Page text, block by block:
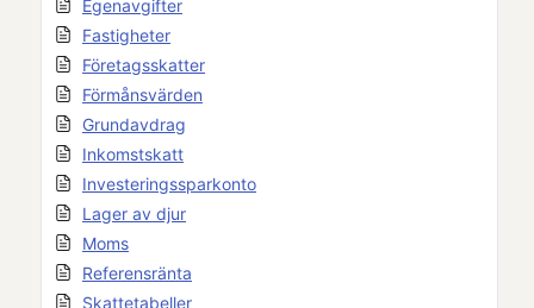
Egenavgifter
Fastigheter
Företagsskatter
Förmånsvärden
Grundavdrag
Inkomstskatt
Investeringssparkonto
Lager av djur
Moms
Referensränta
Skattetabeller